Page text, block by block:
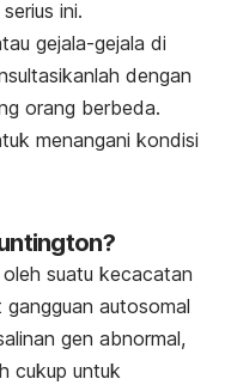
ini.
gejala-gejala di
dengan
orang berbeda.
menangani kondisi
suatu kecacatan
autosomal
gen abnormal,
cukup untuk